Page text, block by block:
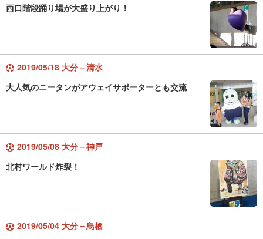
西口階段踊り場が大盛り上がり！
2019/05/18 大分－清水
大人気のニータンがアウェイサポーターとも交流
2019/05/08 大分－神戸
北村ワールド炸裂！
2019/05/04 大分－鳥栖